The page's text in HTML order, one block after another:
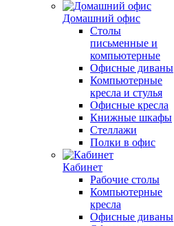
Домашний офис
Столы
письменные и
компьютерные
Офисные диваны
Компьютерные
кресла и стулья
Офисные кресла
Книжные шкафы
Стеллажи
Полки в офис
Кабинет
Рабочие столы
Компьютерные
кресла
Офисные диваны